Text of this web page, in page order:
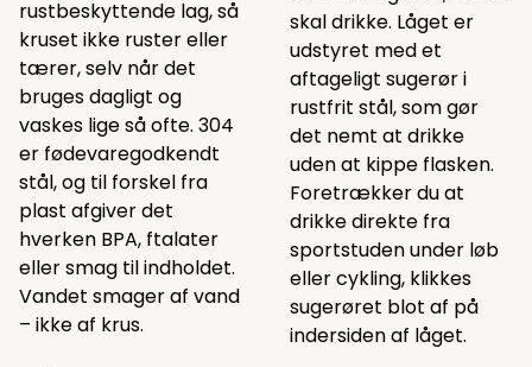
rustbeskyttende lag, så
kruset ikke ruster eller
tærer, selv når det
bruges dagligt og
vaskes lige så ofte. 304
er fødevaregodkendt
stål, og til forskel fra
plast afgiver det
hverken BPA, ftalater
eller smag til indholdet.
Vandet smager af vand
– ikke af krus.
skal drikke. Låget er
udstyret med et
aftageligt sugerør i
rustfrit stål, som gør
det nemt at drikke
uden at kippe flasken.
Foretrækker du at
drikke direkte fra
sportstuden under løb
eller cykling, klikkes
sugerøret blot af på
indersiden af låget.